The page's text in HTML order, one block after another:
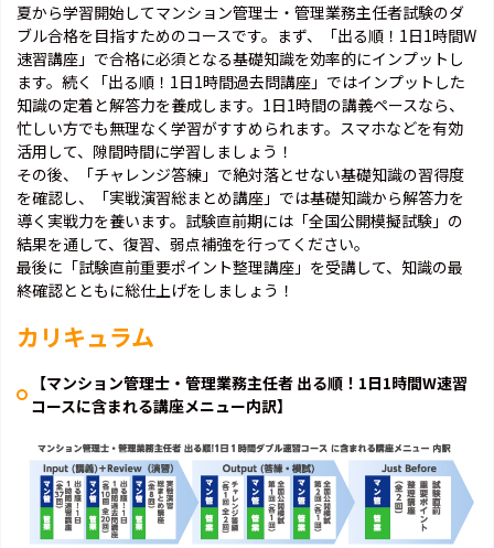
夏から学習開始してマンション管理士・管理業務主任者試験のダ
ブル合格を目指すためのコースです。まず、「出る順！1日1時間W
速習講座」で合格に必須となる基礎知識を効率的にインプットし
ます。続く「出る順！1日1時間過去問講座」ではインプットした
知識の定着と解答力を養成します。1日1時間の講義ペースなら、
忙しい方でも無理なく学習がすすめられます。スマホなどを有効
活用して、隙間時間に学習しましょう！
その後、「チャレンジ答練」で絶対落とせない基礎知識の習得度
を確認し、「実戦演習総まとめ講座」では基礎知識から解答力を
導く実戦力を養います。試験直前期には「全国公開模擬試験」の
結果を通して、復習、弱点補強を行ってください。
最後に「試験直前重要ポイント整理講座」を受講して、知識の最
終確認とともに総仕上げをしましょう！
カリキュラム
【マンション管理士・管理業務主任者 出る順！1日1時間W速習
コースに含まれる講座メニュー内訳】